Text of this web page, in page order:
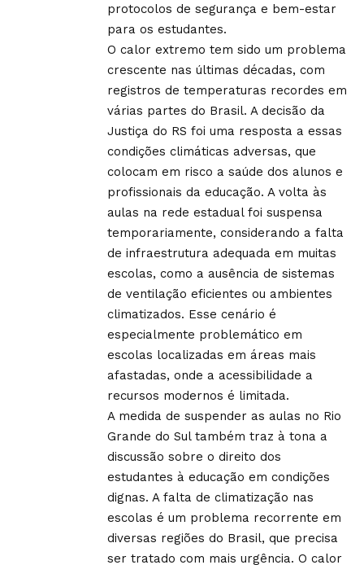
protocolos de segurança e bem-estar
para os estudantes.
O calor extremo tem sido um problema
crescente nas últimas décadas, com
registros de temperaturas recordes em
várias partes do Brasil. A decisão da
Justiça do RS foi uma resposta a essas
condições climáticas adversas, que
colocam em risco a saúde dos alunos e
profissionais da educação. A volta às
aulas na rede estadual foi suspensa
temporariamente, considerando a falta
de infraestrutura adequada em muitas
escolas, como a ausência de sistemas
de ventilação eficientes ou ambientes
climatizados. Esse cenário é
especialmente problemático em
escolas localizadas em áreas mais
afastadas, onde a acessibilidade a
recursos modernos é limitada.
A medida de suspender as aulas no Rio
Grande do Sul também traz à tona a
discussão sobre o direito dos
estudantes à educação em condições
dignas. A falta de climatização nas
escolas é um problema recorrente em
diversas regiões do Brasil, que precisa
ser tratado com mais urgência. O calor